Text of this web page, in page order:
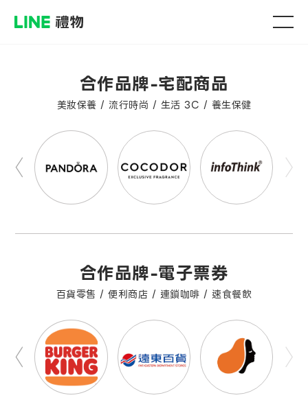
合作品牌-宅配商品
美妝保養 / 流行時尚 / 生活 3C / 養生保健
合作品牌-電子票券
百貨零售 / 便利商店 / 連鎖咖啡 / 速食餐飲